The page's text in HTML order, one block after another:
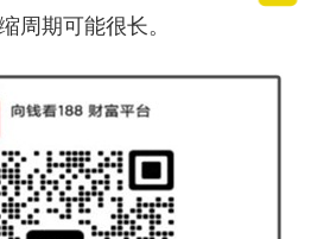
周期可能很长。